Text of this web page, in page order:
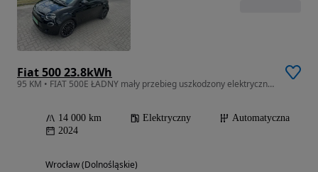
Fiat 500 23.8kWh
95 KM • FIAT 500E ŁADNY mały przebieg uszkodzony elektrycznie
14 000 km Elektryczny
Automatyczna
2024
Wrocław (Dolnośląskie)